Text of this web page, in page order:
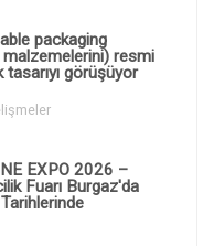
packaging
resmi
görüşüyor
EXPO 2026 –
Fuarı Burgaz'da